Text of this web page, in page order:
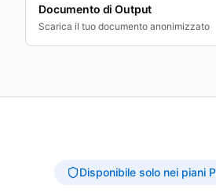
Documento di Output
Scarica il tuo documento anonimizzato
Disponibile solo nei piani